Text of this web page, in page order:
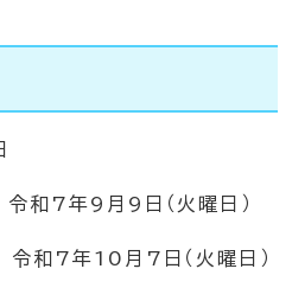
和7年9月9日（火曜日）
和7年10月7日（火曜日）